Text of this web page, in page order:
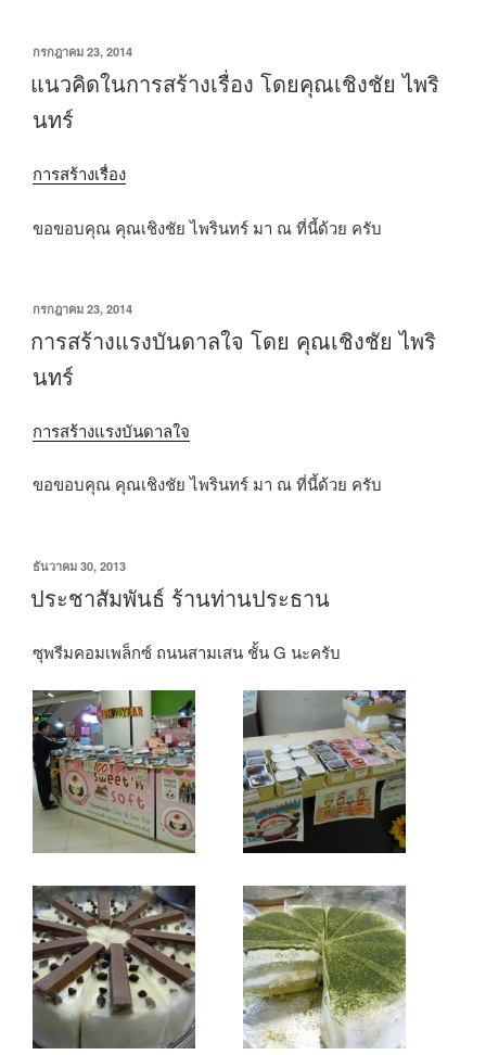
เขียน
ที่
กรกฎาคม 23, 2014
แนวคิดในการสร้างเรื่อง โดยคุณเชิงชัย ไพริ
นทร์
การสร้างเรื่อง
ขอขอบคุณ คุณเชิงชัย ไพรินทร์ มา ณ ที่นี้ด้วย ครับ
เขียน
ที่
กรกฎาคม 23, 2014
การสร้างแรงบันดาลใจ โดย คุณเชิงชัย ไพริ
นทร์
การสร้างแรงบันดาลใจ
ขอขอบคุณ คุณเชิงชัย ไพรินทร์ มา ณ ที่นี้ด้วย ครับ
เขียน
ที่
ธันวาคม 30, 2013
ประชาสัมพันธ์ ร้านท่านประธาน
ซุพรีมคอมเพล็กซ์ ถนนสามเสน ชั้น G นะครับ